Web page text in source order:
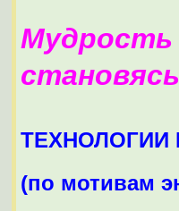
Мудрость
ТЕХНОЛОГИИ
(по мотивам